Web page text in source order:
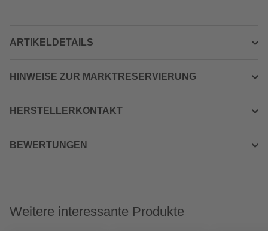
ARTIKELDETAILS
HINWEISE ZUR MARKTRESERVIERUNG
HERSTELLERKONTAKT
BEWERTUNGEN
Weitere interessante Produkte